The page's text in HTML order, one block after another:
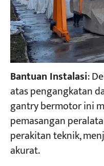
Bantuan Instalasi:
atas pengangkatan
gantry bermotor ini
pemasangan
perakitan teknik,
akurat.